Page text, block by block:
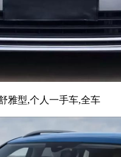
雅型,个人一手车,全车